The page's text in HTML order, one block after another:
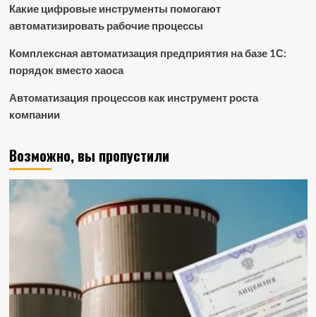
Какие цифровые инструменты помогают
автоматизировать рабочие процессы
Комплексная автоматизация предприятия на базе 1С:
порядок вместо хаоса
Автоматизация процессов как инструмент роста
компании
Возможно, вы пропустили